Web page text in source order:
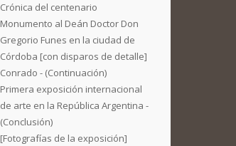
Crónica del centenario
Monumento al Deán Doctor Don
Gregorio Funes en la ciudad de
Córdoba [con disparos de detalle]
Conrado - (Continuación)
Primera exposición internacional
de arte en la República Argentina -
(Conclusión)
[Fotografías de la exposición]